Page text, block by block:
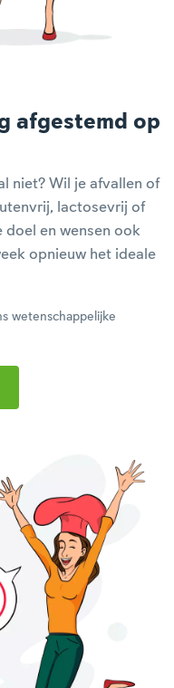
afgestemd op
niet? Wil je afvallen of
lactosevrij of
doel en wensen ook
opnieuw het ideale
wetenschappelijke